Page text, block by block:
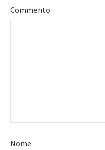
Commento
Nome